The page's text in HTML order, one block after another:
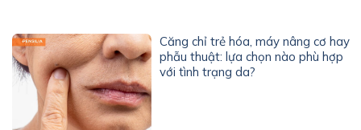
Căng chỉ trẻ hóa, máy nâng cơ hay
phẫu thuật: lựa chọn nào phù hợp
với tình trạng da?